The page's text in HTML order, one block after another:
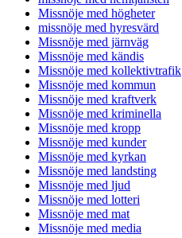
Missnöje med högheter
missnöje med hyresvärd
Missnöje med järnväg
Missnöje med kändis
Missnöje med kollektivtrafik
Missnöje med kommun
Missnöje med kraftverk
Missnöje med kriminella
Missnöje med kropp
Missnöje med kunder
Missnöje med kyrkan
Missnöje med landsting
Missnöje med ljud
Missnöje med lotteri
Missnöje med mat
Missnöje med media